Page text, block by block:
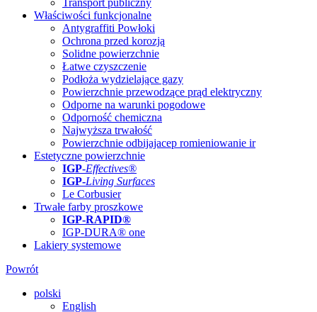
Właściwości funkcjonalne
Antygraffiti Powłoki
Ochrona przed korozją
Solidne powierzchnie
Łatwe czyszczenie
Podłoża wydzielające gazy
Powierzchnie przewodzące prąd elektryczny
Odporne na warunki pogodowe
Odporność chemiczna
Najwyższa trwałość
Powierzchnie odbijajacep romieniowanie ir
Estetyczne powierzchnie
IGP-Effectives®
IGP-Living Surfaces
Le Corbusier
Trwałe farby proszkowe
IGP-RAPID®
IGP-DURA® one
Lakiery systemowe
Powrót
polski
English